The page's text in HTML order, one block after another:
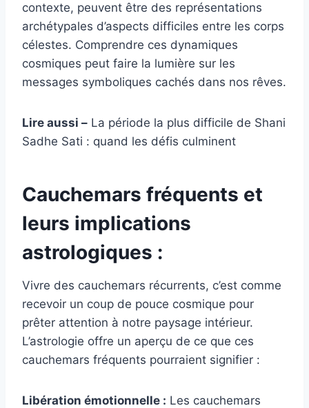
contexte, peuvent être des représentations
archétypales d’aspects difficiles entre les corps
célestes. Comprendre ces dynamiques
cosmiques peut faire la lumière sur les
messages symboliques cachés dans nos rêves.
Lire aussi – La période la plus difficile de Shani
Sadhe Sati : quand les défis culminent
Cauchemars fréquents et
leurs implications
astrologiques :
Vivre des cauchemars récurrents, c’est comme
recevoir un coup de pouce cosmique pour
prêter attention à notre paysage intérieur.
L’astrologie offre un aperçu de ce que ces
cauchemars fréquents pourraient signifier :
Libération émotionnelle : Les cauchemars